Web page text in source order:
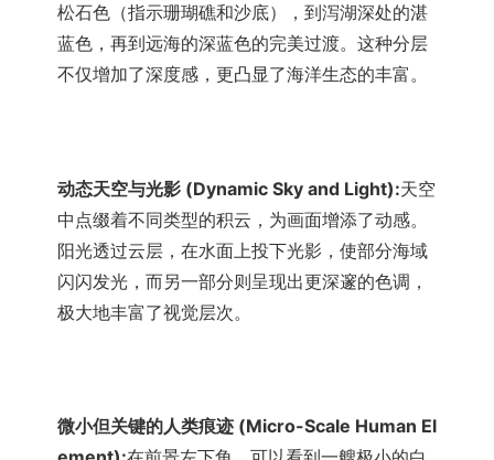
松石色（指示珊瑚礁和沙底），到泻湖深处的湛
蓝色，再到远海的深蓝色的完美过渡。这种分层
不仅增加了深度感，更凸显了海洋生态的丰富。
动态天空与光影 (Dynamic Sky and Light):天空
中点缀着不同类型的积云，为画面增添了动感。
阳光透过云层，在水面上投下光影，使部分海域
闪闪发光，而另一部分则呈现出更深邃的色调，
极大地丰富了视觉层次。
微小但关键的人类痕迹 (Micro-Scale Human El